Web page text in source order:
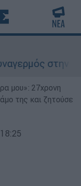
στην
μου»: 27χρονη
της και ζητούσε